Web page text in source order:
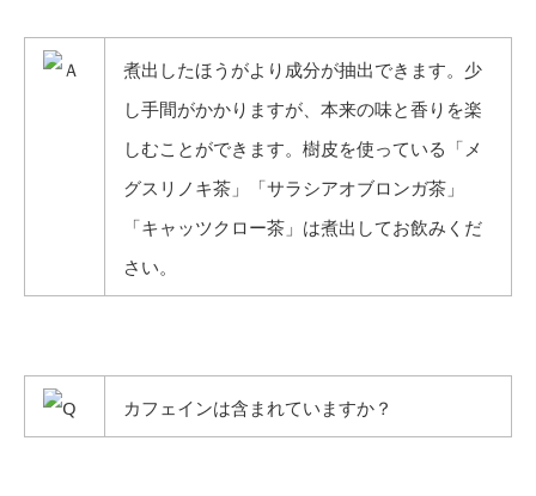
煮出したほうがより成分が抽出できます。少
し手間がかかりますが、本来の味と香りを楽
しむことができます。樹皮を使っている「メ
グスリノキ茶」「サラシアオブロンガ茶」
「キャッツクロー茶」は煮出してお飲みくだ
さい。
カフェインは含まれていますか？